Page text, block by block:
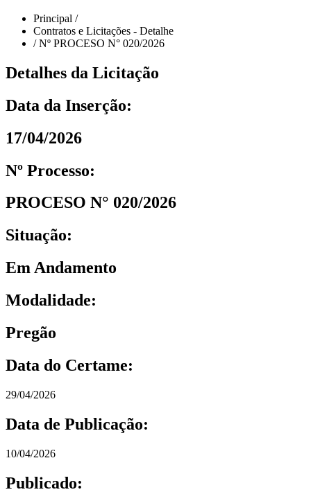
Principal /
Contratos e Licitações - Detalhe
/ Nº PROCESO N° 020/2026
Detalhes da Licitação
Data da Inserção:
17/04/2026
Nº Processo:
PROCESO N° 020/2026
Situação:
Em Andamento
Modalidade:
Pregão
Data do Certame:
29/04/2026
Data de Publicação:
10/04/2026
Publicado: